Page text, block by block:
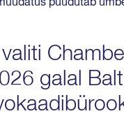
puudutab
galal